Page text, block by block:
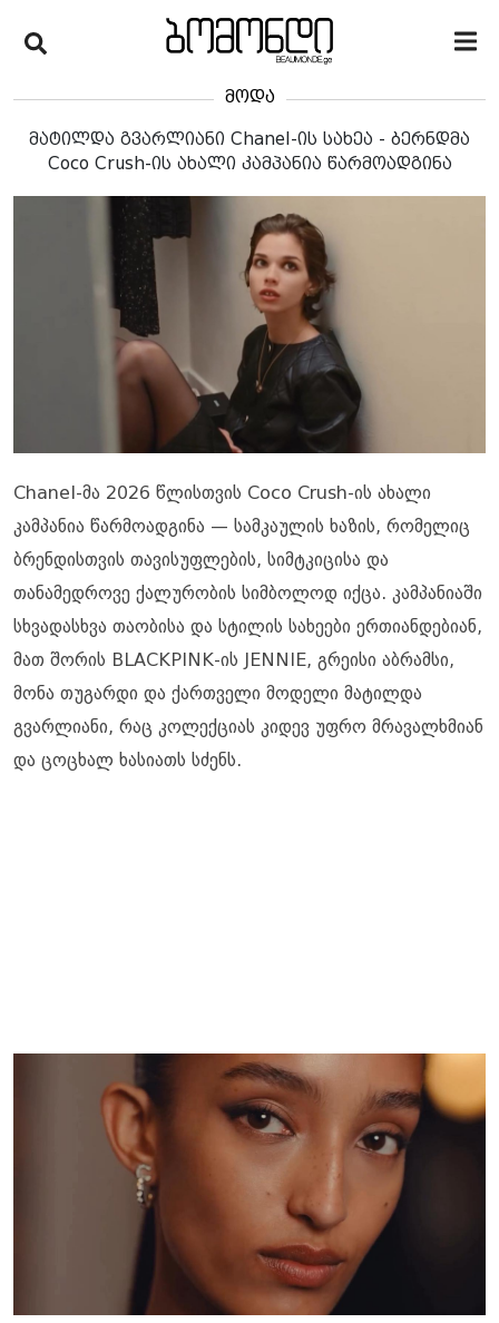
მოდა
მატილდა გვარლიანი Chanel-ის სახეა - ბერნდმა
Coco Crush-ის ახალი კამპანია წარმოადგინა
Chanel-მა 2026 წლისთვის Coco Crush-ის ახალი
კამპანია წარმოადგინა — სამკაულის ხაზის, რომელიც
ბრენდისთვის თავისუფლების, სიმტკიცისა და
თანამედროვე ქალურობის სიმბოლოდ იქცა. კამპანიაში
სხვადასხვა თაობისა და სტილის სახეები ერთიანდებიან,
მათ შორის BLACKPINK-ის JENNIE, გრეისი აბრამსი,
მონა თუგარდი და ქართველი მოდელი მატილდა
გვარლიანი, რაც კოლექციას კიდევ უფრო მრავალხმიან
და ცოცხალ ხასიათს სძენს.